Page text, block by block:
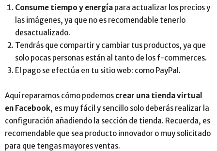
Consume tiempo y energía para actualizar los precios y
las imágenes, ya que no es recomendable tenerlo
desactualizado.
Tendrás que compartir y cambiar tus productos, ya que
solo pocas personas están al tanto de los f-commerces.
El pago se efectúa en tu sitio web: como PayPal.
Aquí reparamos cómo podemos crear una tienda virtual
en Facebook, es muy fácil y sencillo solo deberás realizar la
configuración añadiendo la sección de tienda. Recuerda, es
recomendable que sea producto innovador o muy solicitado
para que tengas mayores ventas.